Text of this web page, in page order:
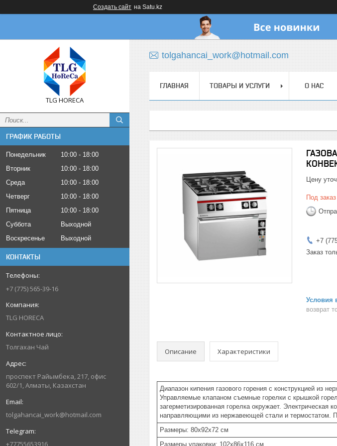
Создать сайт на Satu.kz
TLG HORECA
ГРАФИК РАБОТЫ
Понедельник 10:00
18:00
Вторник
10:00
18:00
Среда
10:00
18:00
Четверг
10:00
18:00
Пятница
10:00
18:00
Суббота
Выходной
Воскресенье
Выходной
КОНТАКТЫ
+7 (775) 565-39-16
TLG HORECA
Толгахан Чай
проспект Райымбека, 217, офис
602/1, Алматы, Казахстан
tolgahancai_work@hotmail.com
+77755653916
tolgahancai_work@hotmail.com
ГЛАВНАЯ ТОВАРЫ И УСЛУГИ О НАС
Цену
Под заказ
+7
Заказ
возврат
Описание Характеристики
Диапазон кипения газового горения с конструкцией из
Управляемые клапаном съемные горелки с крышкой
загерметизированная горелка окружает.
направляющими из нержавеющей стали и термостатом.
Размеры: 80x92x72 см
Размеры упаковки: 102x86x116 см